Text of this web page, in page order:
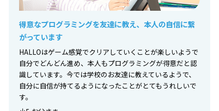
得意なプログラミングを友達に教え、本人の自信に繋
がっています
HALLOはゲーム感覚でクリアしていくことが楽しいようで
自分でどんどん進め、本人もプログラミングが得意だと認
識しています。今では学校のお友達に教えているようで、
自分に自信が持てるようになったことがとてもうれしいで
す。